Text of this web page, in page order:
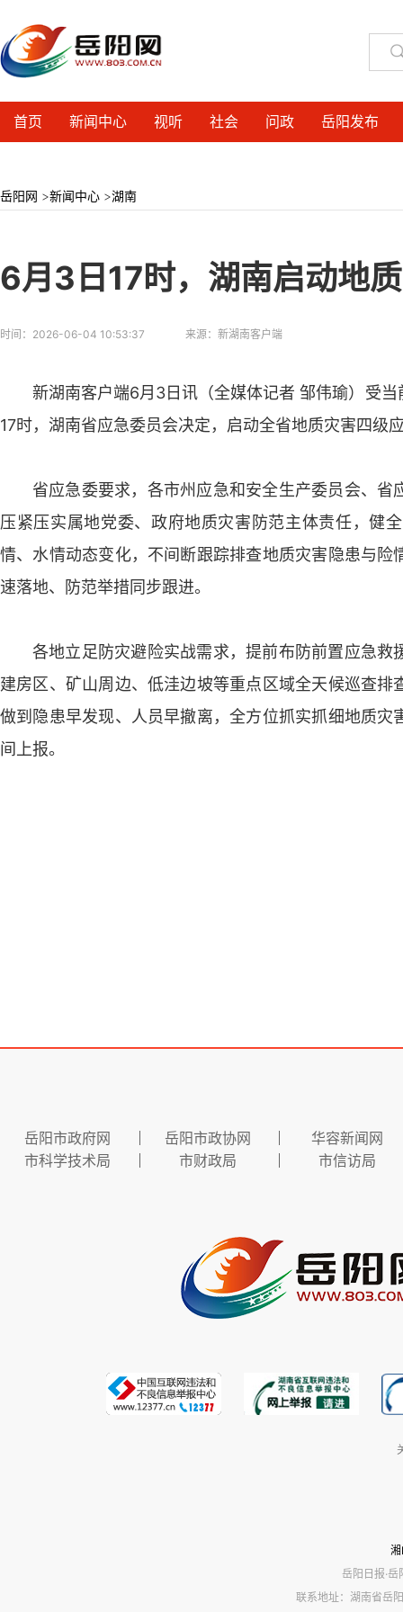
首页 新闻中心 视听 社会 问政 岳阳发布
岳阳网 >新闻中心 >湖南
6月3日17时，湖南启动地
时间： 2026-06-04 10:53:37 来源： 新湖南客户端
新湖南客户端6月3日讯（全媒体记者 邹伟瑜）受
17时，湖南省应急委员会决定，启动全省地质灾害四级
省应急委要求，各市州应急和安全生产委员会、
压紧压实属地党委、政府地质灾害防范主体责任，健
情、水情动态变化，不间断跟踪排查地质灾害隐患与
速落地、防范举措同步跟进。
各地立足防灾避险实战需求，提前布防前置应急
建房区、矿山周边、低洼边坡等重点区域全天候巡查
做到隐患早发现、人员早撤离，全方位抓实抓细地质
间上报。
岳阳市政府网 岳阳市政协网
华容新闻网
市科学技术局
市财政局 市信访局
岳阳日报·岳
联系地址：湖南省岳